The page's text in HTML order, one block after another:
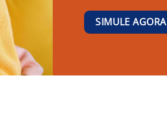
SIMULE AGORA